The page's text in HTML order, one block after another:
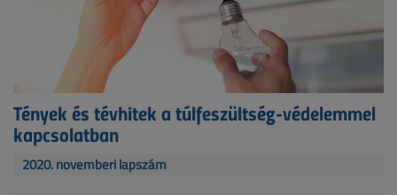
Tények és tévhitek a túlfeszültség-védelemmel
kapcsolatban
2020. novemberi lapszám